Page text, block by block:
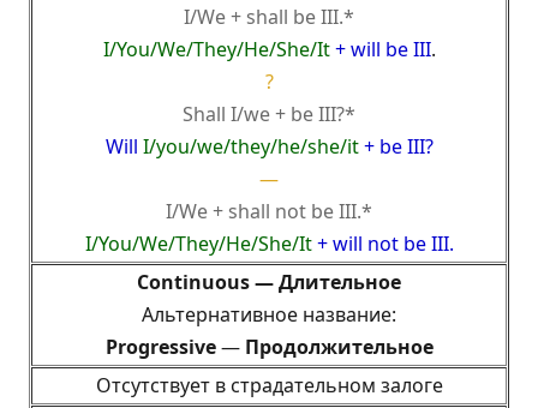
I/We + shall be III.*
I/You/We/They/He/She/It+ will be III.
?
Shall I/we + be III?*
Will I/you/we/they/he/she/it+ be III?
—
I/We + shall not be III.*
I/You/We/They/He/She/It+ will not be III.
Continuous —Длительное
Альтернативное название:
Progressive— Продолжительное
Отсутствует в страдательном залоге